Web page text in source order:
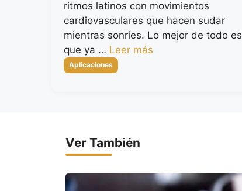
ritmos latinos con movimientos
cardiovasculares que hacen sudar
mientras sonríes. Lo mejor de todo es
que ya … Leer más
Categorías
Aplicaciones
Ver También